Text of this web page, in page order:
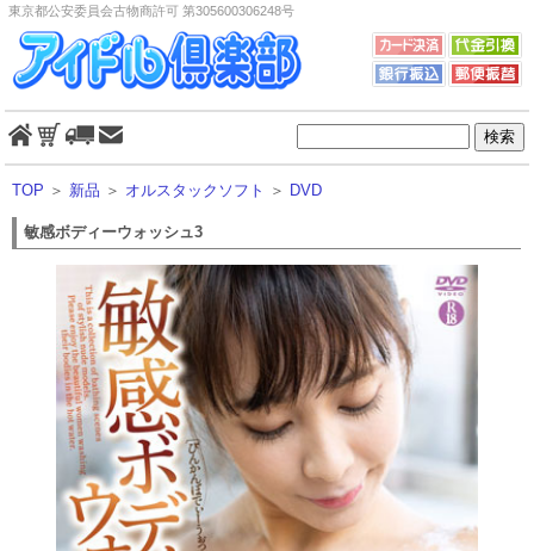
東京都公安委員会古物商許可 第305600306248号
TOP ＞ 新品 ＞ オルスタックソフト ＞ DVD
敏感ボディーウォッシュ3